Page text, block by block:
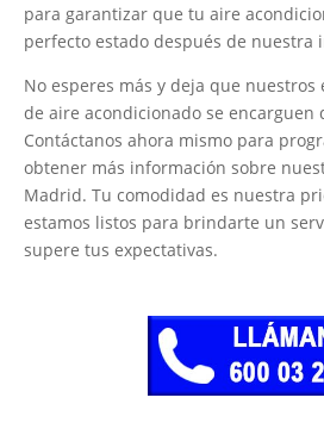
para garantizar que tu aire
perfecto estado después de nuestra
No esperes más y deja que
de aire acondicionado se encarguen
Contáctanos ahora mismo para
obtener más información sobre
Madrid. Tu comodidad es nuestra
estamos listos para brindarte un
supere tus expectativas.